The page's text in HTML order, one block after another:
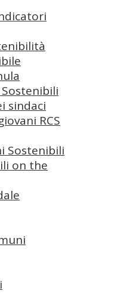
sindaci
RCS
Sostenibili
on the